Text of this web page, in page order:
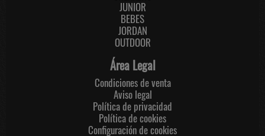
JUNIOR
BEBES
JORDAN
OUTDOOR
Área Legal
Condiciones de venta
Aviso legal
Política de privacidad
Política de cookies
Configuración de cookies